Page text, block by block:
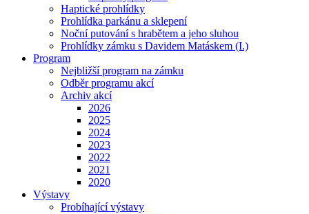
Haptické prohlídky
Prohlídka parkánu a sklepení
Noční putování s hrabětem a jeho sluhou
Prohlídky zámku s Davidem Matáskem (I.)
Program
Nejbližší program na zámku
Odběr programu akcí
Archiv akcí
2026
2025
2024
2023
2022
2021
2020
Výstavy
Probíhající výstavy